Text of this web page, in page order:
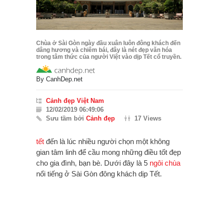
Chùa ở Sài Gòn ngày đầu xuân luôn đông khách đến
dâng hương và chiêm bái, đây là nét đẹp văn hóa
trong tâm thức của người Việt vào dịp Tết cổ truyền.
By CanhDep.net
Cảnh đẹp Việt Nam
12/02/2019 06:49:06
Sưu tầm bởi Cảnh đẹp 17 Views
tết đến là lúc nhiều người chọn một không
gian tâm linh để cầu mong những điều tốt đẹp
cho gia đình, bạn bè. Dưới đây là 5 ngôi chùa
nổi tiếng ở Sài Gòn đông khách dịp Tết.